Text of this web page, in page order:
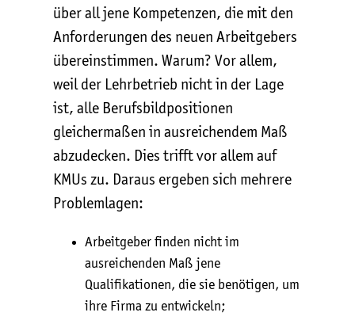
über all jene Kompetenzen, die mit den
Anforderungen des neuen Arbeitgebers
übereinstimmen. Warum? Vor allem,
weil der Lehrbetrieb nicht in der Lage
ist, alle Berufsbildpositionen
gleichermaßen in ausreichendem Maß
abzudecken. Dies trifft vor allem auf
KMUs zu. Daraus ergeben sich mehrere
Problemlagen:
Arbeitgeber finden nicht im
ausreichenden Maß jene
Qualifikationen, die sie benötigen, um
ihre Firma zu entwickeln;